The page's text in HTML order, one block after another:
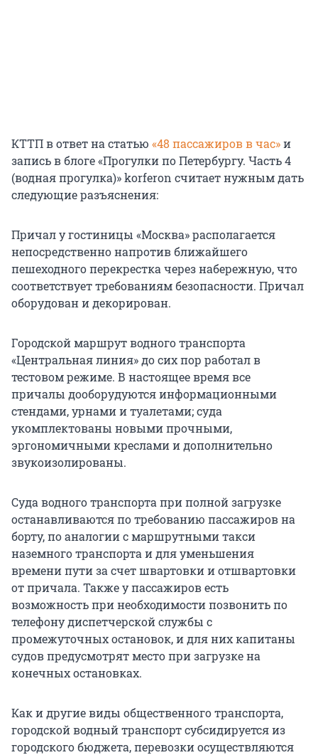
КТТП в ответ на статью «48 пассажиров в час»и
запись в блоге «Прогулки по Петербургу. Часть 4
(водная прогулка)» korferon считает нужным дать
следующие разъяснения:
Причал у гостиницы «Москва» располагается
непосредственно напротив ближайшего
пешеходного перекрестка через набережную, что
соответствует требованиям безопасности. Причал
оборудован и декорирован.
Городской маршрут водного транспорта
«Центральная линия» до сих пор работал в
тестовом режиме. В настоящее время все
причалы дооборудуются информационными
стендами, урнами и туалетами; суда
укомплектованы новыми прочными,
эргономичными креслами и дополнительно
звукоизолированы.
Суда водного транспорта при полной загрузке
останавливаются по требованию пассажиров на
борту, по аналогии с маршрутными такси
наземного транспорта и для уменьшения
времени пути за счет швартовки и отшвартовки
от причала. Также у пассажиров есть
возможность при необходимости позвонить по
телефону диспетчерской службы с
промежуточных остановок, и для них капитаны
судов предусмотрят место при загрузке на
конечных остановках.
Как и другие виды общественного транспорта,
городской водный транспорт субсидируется из
городского бюджета, перевозки осуществляются